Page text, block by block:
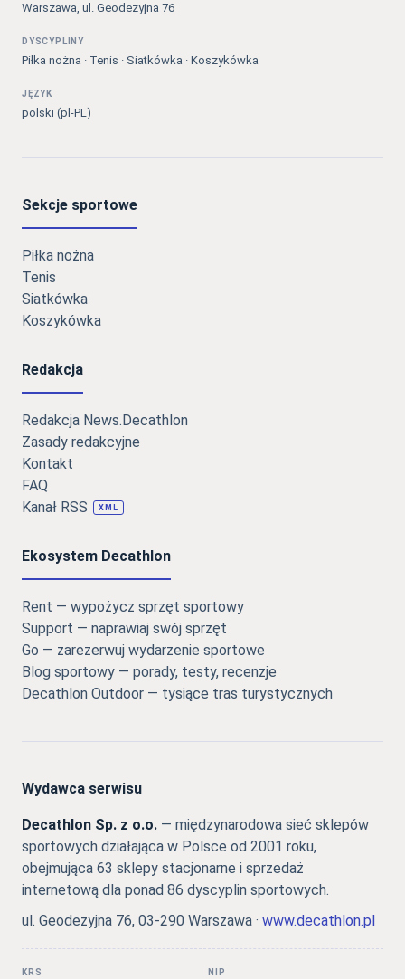
Warszawa, ul. Geodezyjna 76
DYSCYPLINY
Piłka nożna · Tenis · Siatkówka · Koszykówka
JĘZYK
polski (pl-PL)
Sekcje sportowe
Piłka nożna
Tenis
Siatkówka
Koszykówka
Redakcja
Redakcja News.Decathlon
Zasady redakcyjne
Kontakt
FAQ
Kanał RSS
XML
Ekosystem Decathlon
Rent — wypożycz sprzęt sportowy
Support — naprawiaj swój sprzęt
Go — zarezerwuj wydarzenie sportowe
Blog sportowy — porady, testy, recenzje
Decathlon Outdoor — tysiące tras turystycznych
Wydawca serwisu
Decathlon Sp. z o.o. — międzynarodowa sieć sklepów
sportowych działająca w Polsce od 2001 roku,
obejmująca 63 sklepy stacjonarne i sprzedaż
internetową dla ponad 86 dyscyplin sportowych.
ul. Geodezyjna 76, 03-290 Warszawa · www.decathlon.pl
KRS NIP